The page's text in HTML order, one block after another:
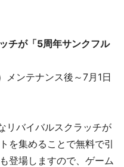
チが「5周年サンクフル
ンテナンス後～7月1日
リバイバルスクラッチが
を集めることで無料で引
登場しますので、ゲーム